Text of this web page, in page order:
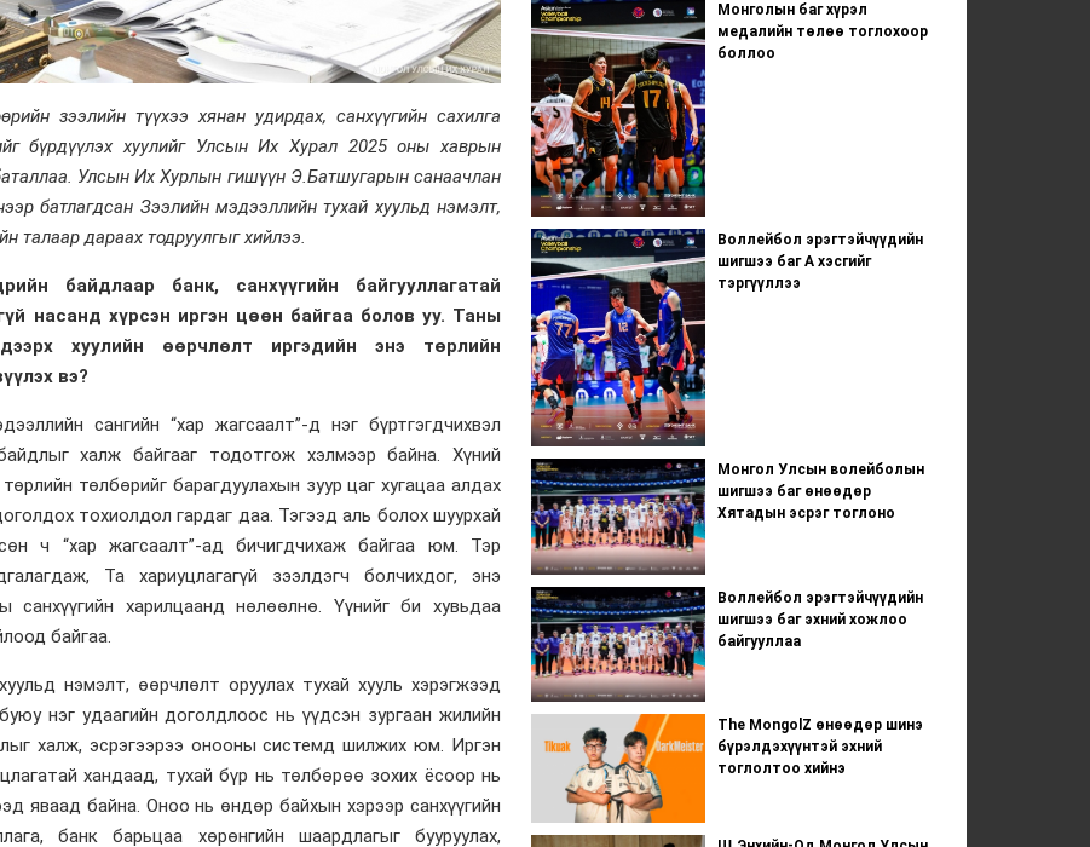
зээлийн түүхээ хянан удирдах, санхүүгийн сахилга
бүрдүүлэх хуулийг Улсын Их Хурал 2025 оны хаврын
Улсын Их Хурлын гишүүн Э.Батшугарын санаачлан
батлагдсан Зээлийн мэдээллийн тухай хуульд нэмэлт,
талаар дараах тодруулгыг хийлээ.
байдлаар банк, санхүүгийн байгууллагатай
насанд хүрсэн иргэн цөөн байгаа болов уу. Таны
хуулийн өөрчлөлт иргэдийн энэ төрлийн
вэ?
сангийн “хар жагсаалт”-д нэг бүртгэгдчихвэл
халж байгааг тодотгож хэлмээр байна. Хүний
төлбөрийг барагдуулахын зуур цаг хугацаа алдах
тохиолдол гардаг даа. Тэгээд аль болох шуурхай
ч “хар жагсаалт”-ад бичигдчихаж байгаа юм. Тэр
Та хариуцлагагүй зээлдэгч болчихдог, энэ
санхүүгийн харилцаанд нөлөөлнө. Үүнийг би хувьдаа
байгаа.
нэмэлт, өөрчлөлт оруулах тухай хууль хэрэгжээд
нэг удаагийн доголдлоос нь үүдсэн зургаан жилийн
халж, эсрэгээрээ онооны системд шилжих юм. Иргэн
хандаад, тухай бүр нь төлбөрөө зохих ёсоор нь
яваад байна. Оноо нь өндөр байхын хэрээр санхүүгийн
банк барьцаа хөрөнгийн шаардлагыг бууруулах,
Монголын баг хүрэл
медалийн төлөө тоглохоор
боллоо
Воллейбол эрэгтэйчүүдийн
шигшээ баг А хэсгийг
тэргүүллээ
Монгол Улсын волейболын
шигшээ баг өнөөдөр
Хятадын эсрэг тоглоно
Воллейбол эрэгтэйчүүдийн
шигшээ баг эхний хожлоо
байгууллаа
The MongolZ өнөөдөр шинэ
бүрэлдэхүүнтэй эхний
тоглолтоо хийнэ